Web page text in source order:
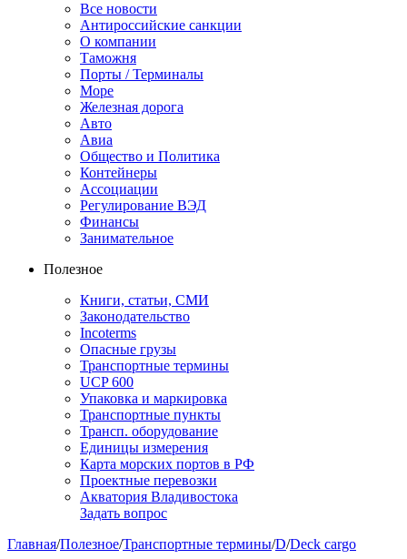
Все новости
Антироссийские санкции
О компании
Таможня
Порты / Терминалы
Море
Железная дорога
Авто
Авиа
Общество и Политика
Контейнеры
Ассоциации
Регулирование ВЭД
Финансы
Занимательное
Полезное
Книги, статьи, СМИ
Законодательство
Incoterms
Опасные грузы
Транспортные термины
UCP 600
Упаковка и маркировка
Транспортные пункты
Трансп. оборудование
Единицы измерения
Карта морских портов в РФ
Проектные перевозки
Акватория Владивостока
Задать вопрос
Главная/Полезное/Транспортные термины/D/Deck cargo